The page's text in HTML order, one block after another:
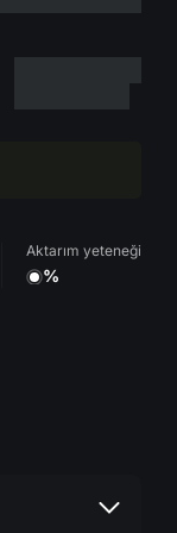
Aktarım yeteneği
%